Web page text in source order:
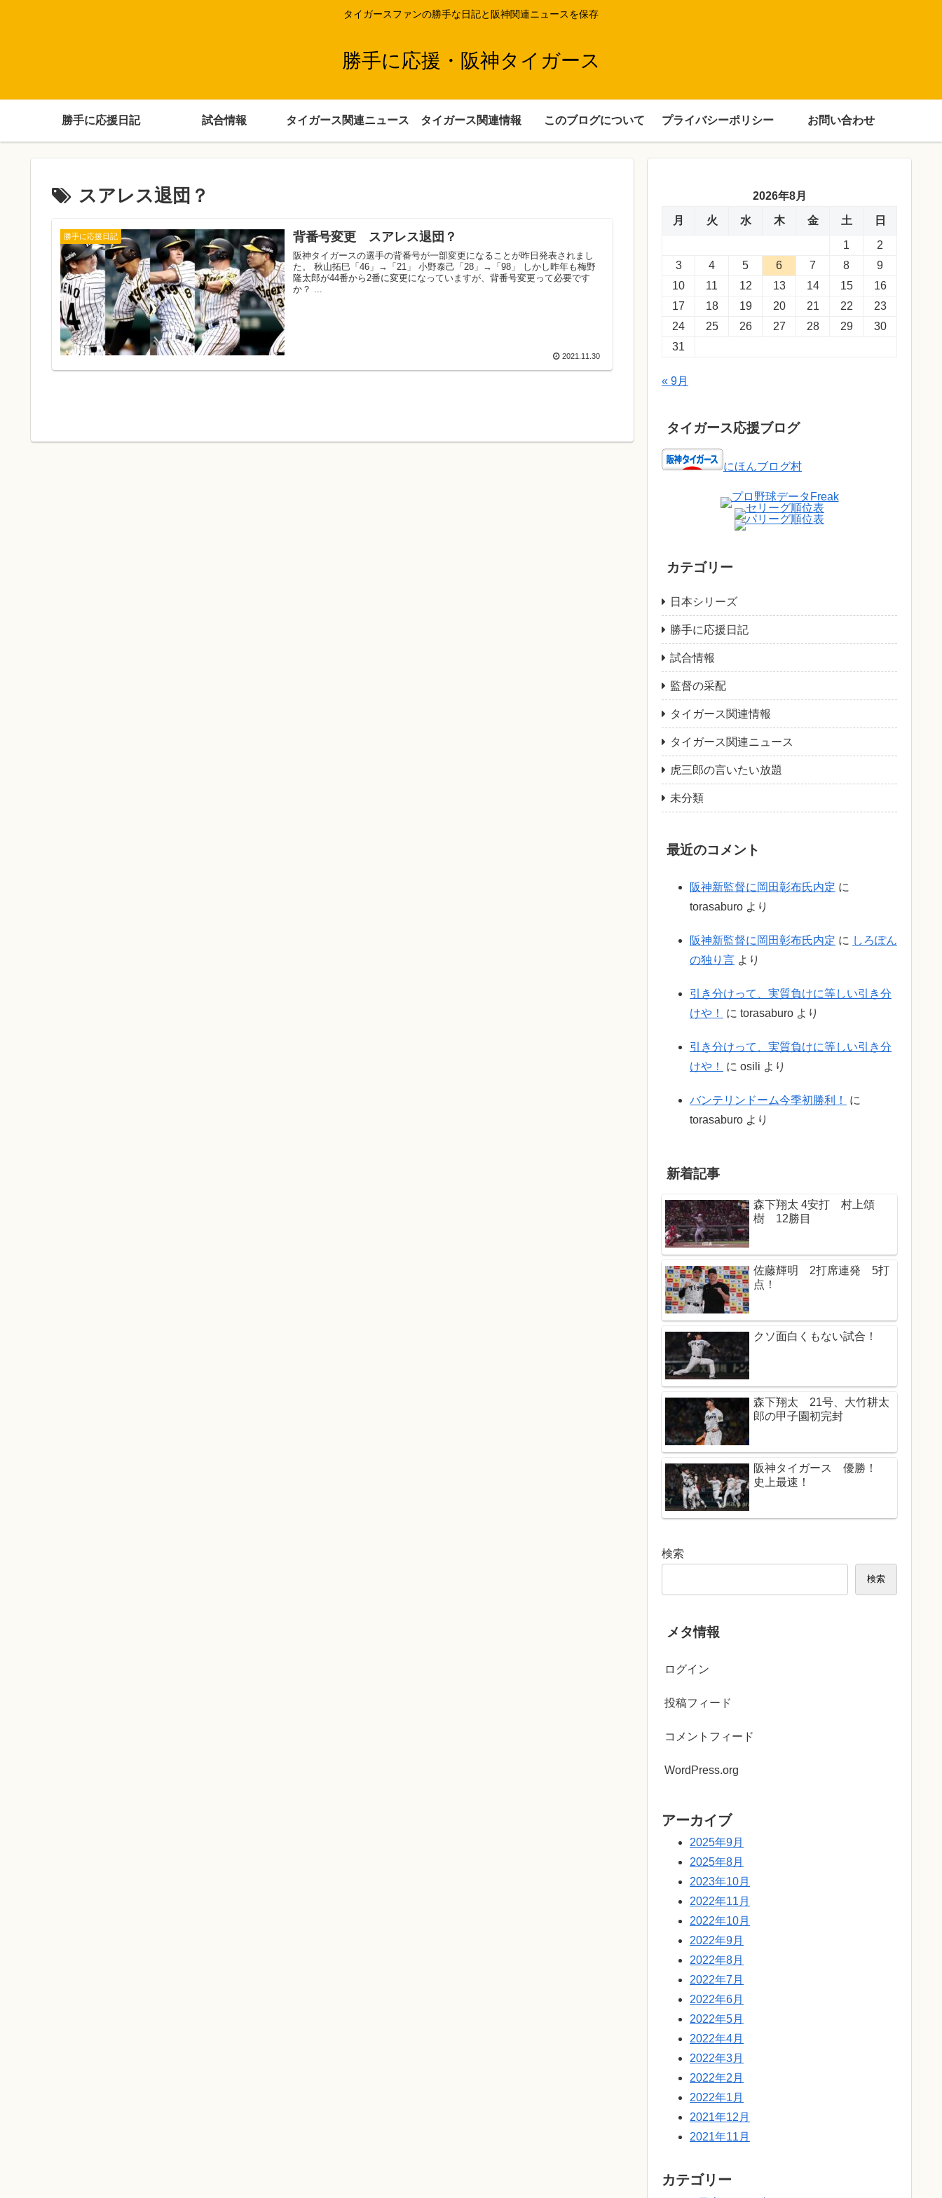
タイガースファンの勝手な日記と阪神関連ニュースを保存
勝手に応援・阪神タイガース
勝手に応援日記 試合情報 タイガース関連ニュース タイガース関連情報 このブログについて プライバシーポリシー お問い合わせ
スアレス退団？
勝手に応援日記 背番号変更 スアレス退団？
阪神タイガースの選手の背番号が一部変更になることが昨日発表されまし
た。 秋山拓巳「46」→「21」 小野泰己「28」→「98」 しかし昨年も梅野
隆太郎が44番から2番に変更になっていますが、背番号変更って必要です
か？ ...
2021.11.30
2026年8月
月 火 水 木 金 土 日
1
2
3
4 5 6 7 8
9
10
11 12 13 14 15
16
17
18 19 20 21 22
23
24
25 26 27 28 29
30
31
« 9月
タイガース応援ブログ
にほんブログ村
カテゴリー
日本シリーズ
勝手に応援日記
試合情報
監督の采配
タイガース関連情報
タイガース関連ニュース
虎三郎の言いたい放題
未分類
最近のコメント
阪神新監督に岡田彰布氏内定 に
torasaburo より
阪神新監督に岡田彰布氏内定 に しろぽん
の独り言 より
引き分けって、実質負けに等しい引き分
けや！
に torasaburo より
引き分けって、実質負けに等しい引き分
けや！
に osili より
バンテリンドーム今季初勝利！
に
torasaburo より
新着記事
森下翔太 4安打 村上頌
樹 12勝目
佐藤輝明 2打席連発 5打
点！
クソ面白くもない試合！
森下翔太 21号、大竹耕太
郎の甲子園初完封
阪神タイガース 優勝！
史上最速！
検索
検索
メタ情報
ログイン
投稿フィード
コメントフィード
WordPress.org
アーカイブ
2025年9月
2025年8月
2023年10月
2022年11月
2022年10月
2022年9月
2022年8月
2022年7月
2022年6月
2022年5月
2022年4月
2022年3月
2022年2月
2022年1月
2021年12月
2021年11月
カテゴリー